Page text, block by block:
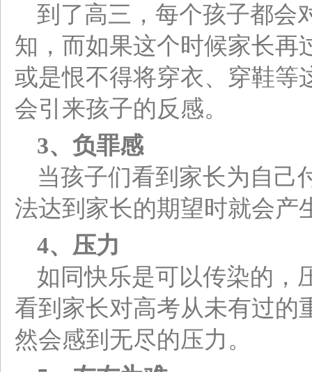
到了高三，每个孩子都会
知，而如果这个时候家长再
或是恨不得将穿衣、穿鞋等
会引来孩子的反感。
3、负罪感
当孩子们看到家长为自己
法达到家长的期望时就会产
4、压力
如同快乐是可以传染的，
看到家长对高考从未有过的
然会感到无尽的压力。